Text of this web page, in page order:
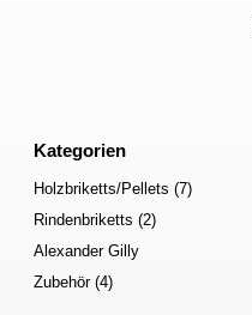
Kategorien
Holzbriketts/Pellets (7)
Rindenbriketts (2)
Alexander Gilly
Zubehör (4)